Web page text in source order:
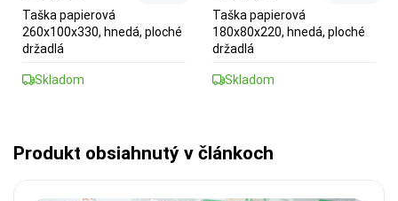
Taška papierová
260x100x330, hnedá, ploché
držadlá
Skladom
Taška papierová
180x80x220, hnedá, ploché
držadlá
Skladom
Produkt obsiahnutý v článkoch